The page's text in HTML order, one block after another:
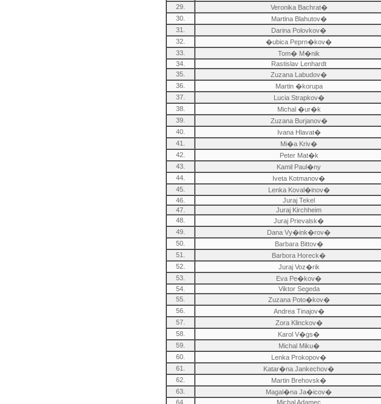
29.
Veronika Bachrat�
30.
Martina Blahutov�
31.
Darina Polovkov�
32.
�ubica Peprn�kov�
33.
Tom� M�nik
34.
Rastislav Lenhardt
35.
Zuzana Labudov�
36.
Martin �korupa
37.
Lucia Strapkov�
38.
Michal �ur�k
39.
Zuzana Burjanov�
40.
Ivana Hlavat�
41.
Mi�a Kriv�
42.
Peter Mat�k
43.
Kamil Paul�ny
44.
Iveta Kotmanov�
45.
Lenka Koval�inov�
46.
Juraj Tekel
47.
Juraj Kirchheim
48.
Juraj Prievalsk�
49.
Dana Vy�ink�rov�
50.
Barbara Bittov�
51.
Barbora Horeck�
52.
Juraj Voz�rik
53.
Eva Pe�kov�
54.
Viktor Segeda
55.
Zuzana Poto�kov�
56.
Andrea Tinajov�
57.
Zora Klinckov�
58.
Karol V�gs�
59.
Michal Miku�
60.
Lenka Prokopov�
61.
Katar�na Jankechov�
62.
Martin Brehovsk�
63.
Magal�na Ja�icov�
64.
Michal Adamec